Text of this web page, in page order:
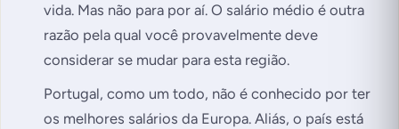
vida. Mas não para por aí. O salário médio é outra
razão pela qual você provavelmente deve
considerar se mudar para esta região.
Portugal, como um todo, não é conhecido por ter
os melhores salários da Europa. Aliás, o país está